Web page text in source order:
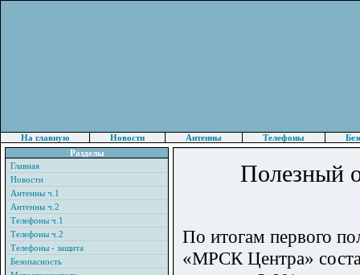
На главную Новости Антенны Телефоны
Разделы
Главная
Новости
Антенны ч.1
Антенны ч.2
Телефоны ч.1
Телефоны ч.2
Телефоны - защита
Безопасность
Полезный
По итогам первого
«МРСК Центра»